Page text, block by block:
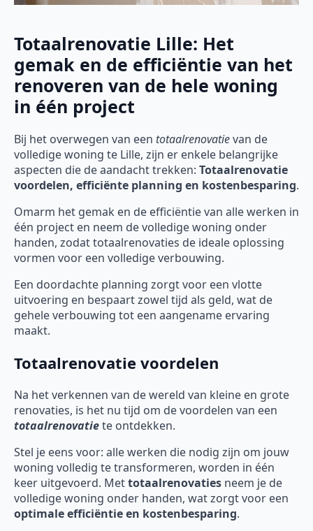
Totaalrenovatie Lille: Het
gemak en de efficiëntie van het
renoveren van de hele woning
in één project
Bij het overwegen van een totaalrenovatievan de
volledige woning te Lille, zijn er enkele belangrijke
aspecten die de aandacht trekken: Totaalrenovatie
voordelen, efficiënte planning en kostenbesparing.
Omarm het gemak en de efficiëntie van alle werken in
één project en neem de volledige woning onder
handen, zodat totaalrenovaties de ideale oplossing
vormen voor een volledige verbouwing.
Een doordachte planning zorgt voor een vlotte
uitvoering en bespaart zowel tijd als geld, wat de
gehele verbouwing tot een aangename ervaring
maakt.
Totaalrenovatie voordelen
Na het verkennen van de wereld van kleine en grote
renovaties, is het nu tijd om de voordelen van een
totaalrenovatiete ontdekken.
Stel je eens voor: alle werken die nodig zijn om jouw
woning volledig te transformeren, worden in één
keer uitgevoerd. Mettotaalrenovaties neem je de
volledige woning onder handen, wat zorgt voor een
optimale efficiëntie en kostenbesparing.